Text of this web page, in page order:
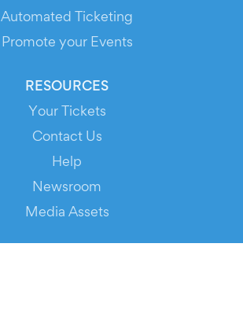
Automated Ticketing
Promote your Events
RESOURCES
Your Tickets
Contact Us
Help
Newsroom
Media Assets